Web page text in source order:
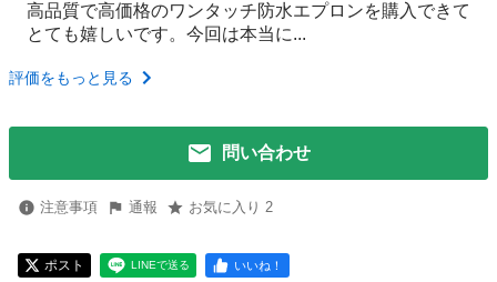
高品質で高価格のワンタッチ防水エプロンを購入できて
とても嬉しいです。今回は本当に...
評価をもっと見る
問い合わせ
注意事項 通報 お気に入り 2
ポスト LINEで送る いいね！